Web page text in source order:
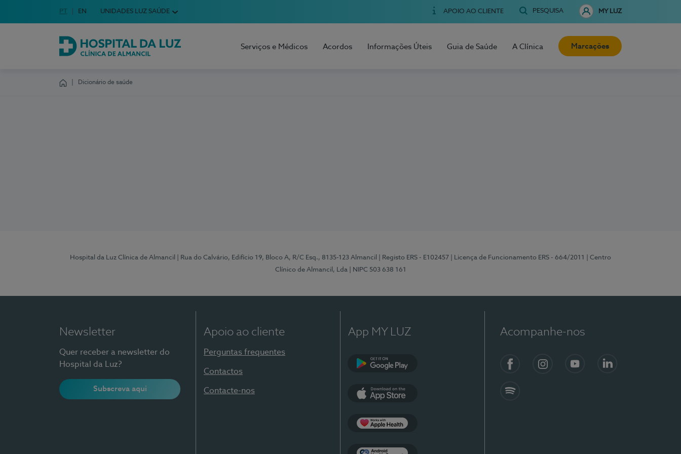
Escolha o seu idioma
Idioma em Português
PT English Language
EN UNIDADES LUZ SAÚDE APOIO AO CLIENTE PESQUISA MY LUZ
Hospital da Luz Clínica de Almancil
Serviços e Médicos Acordos Informações Úteis Guia de Saúde A Clínica Marcações
Dicionário de saúde
Hospital da Luz Clínica de Almancil | Rua do Calvário, Edifício 19, Bloco A, R/C Esq., 8135-123 Almancil | Registo ERS - E102457 | Licença de Funcionamento ERS - 664/2011
| Centro
Clínico de Almancil, Lda
| NIPC 503 638 161
Newsletter
Quer receber a newsletter do
Hospital da Luz?
Subscreva aqui
Apoio ao cliente
Perguntas frequentes
Contactos
Contacte-nos
App MY LUZ Acompanhe-nos